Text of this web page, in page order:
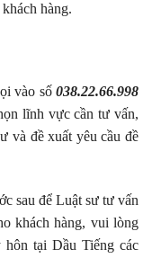
hàng.
vào số 038.22.66.998
lĩnh vực cần tư vấn,
và đề xuất yêu cầu đề
sau để Luật sư tư vấn
khách hàng, vui lòng
tại Dầu Tiếng các